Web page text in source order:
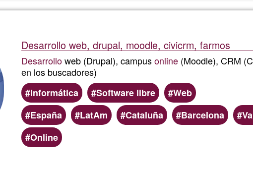
Desarrollo web, drupal, moodle, civicrm, farmos
Desarrolloweb (Drupal), campusonline (Moodle), CRM
en los buscadores)
Informática
Software libre
Web
España
LatAm Cataluña Barcelona
Online